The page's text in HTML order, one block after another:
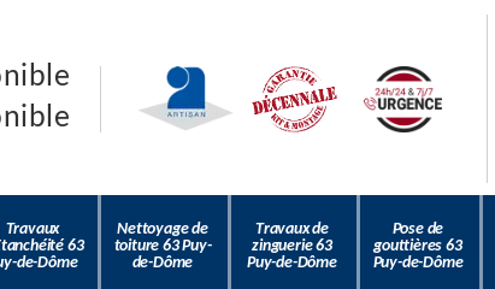
Travaux
63
de-Dôme
Nettoyage de
toiture 63 Puy-
de-Dôme
Travaux de
zinguerie 63
Puy-de-Dôme
Pose de
gouttières 63
Puy-de-Dôme